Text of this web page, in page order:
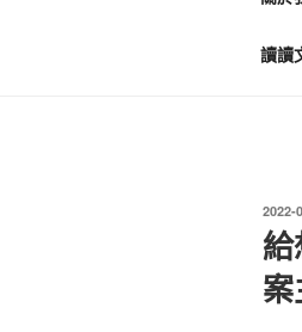
讀讀
發
佈
於
2022-